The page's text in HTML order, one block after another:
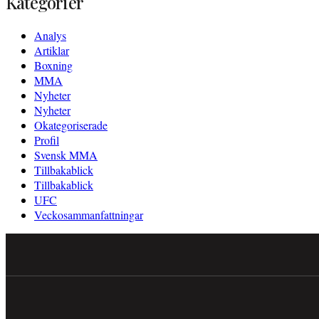
Analys
Artiklar
Boxning
MMA
Nyheter
Nyheter
Okategoriserade
Profil
Svensk MMA
Tillbakablick
Tillbakablick
UFC
Veckosammanfattningar